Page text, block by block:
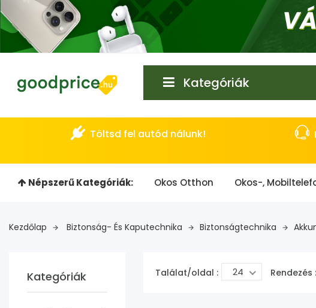
Kategóriák
Töltsd fel autód nálunk!
Népszerű Kategóriák: Okos Otthon Okos-,
Kezdőlap Biztonság- És Kaputechnika Biztonságtechnika
Kategóriák Találat/oldal : 24 Rendezés :